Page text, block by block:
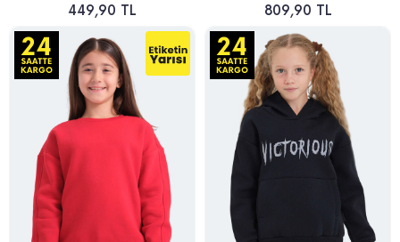
449,90 TL 809,90 TL